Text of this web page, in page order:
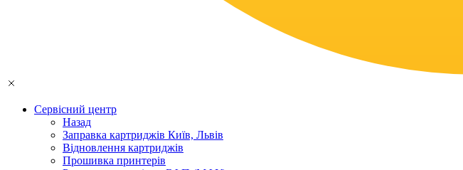
Сервісний центр
Назад
Заправка картриджів Київ, Львів
Відновлення картриджів
Прошивка принтерів